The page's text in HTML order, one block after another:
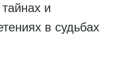
и
в судьбах